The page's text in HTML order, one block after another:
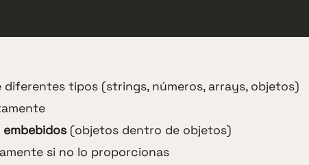
diferentes tipos (strings, números, arrays, objetos)
(objetos dentro de objetos)
si no lo proporcionas